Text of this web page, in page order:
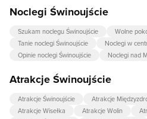
Noclegi Świnoujście
Szukam noclegu Świnoujście
Wolne
Tanie noclegi Świnoujście
Noclegi w
Opinie noclegi Świnoujście
Noclegi nad
Atrakcje Świnoujście
Atrakcje Świnoujście Atrakcje
Atrakcje Wisełka
Atrakcje Wolin